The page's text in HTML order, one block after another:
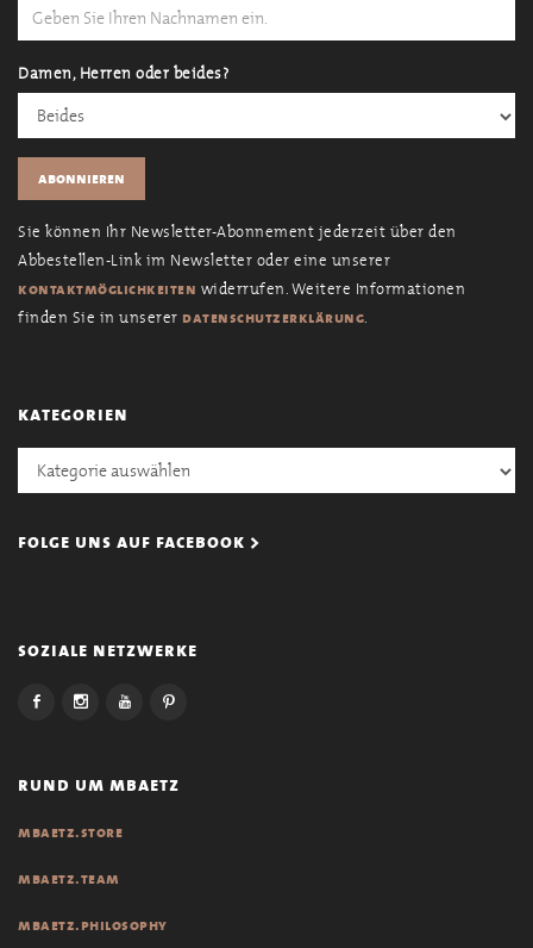
Damen, Herren oder beides?
Sie können Ihr Newsletter-Abonnement jederzeit über den
Abbestellen-Link im Newsletter oder eine unserer
kontaktmöglichkeiten widerrufen. Weitere Informationen
finden Sie in unserer datenschutzerklärung.
kategorien
Kategorien
folge uns auf facebook >
soziale netzwerke
rund um mbaetz
mbaetz.store
mbaetz.team
mbaetz.philosophy